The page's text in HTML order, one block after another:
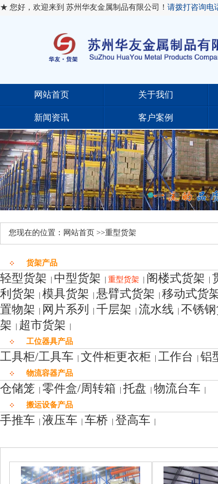
★ 您好，欢迎来到 苏州华友金属制品有限公司！ 请拨打咨询电
网站首页 关于我们
新闻资讯 客户案例
您现在的位置：网站首页 >>重型货架
货架产品
轻型货架 | 中型货架 | 重型货架 | 阁楼式货架 |
利货架 | 模具货架 | 悬臂式货架 | 移动式货
置物架 | 网片系列 | 千层架 | 流水线 | 不锈
架 | 超市货架 |
工位器具产品
工具柜/工具车 | 文件柜更衣柜 | 工作台 | 铝
物流容器产品
仓储笼 | 零件盒/周转箱 | 托盘 | 物流台车 |
搬运设备产品
手推车 | 液压车 | 车桥 | 登高车 |